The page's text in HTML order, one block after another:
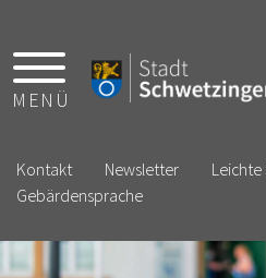
MENÜ
Kontakt Newsletter
Gebärdensprache